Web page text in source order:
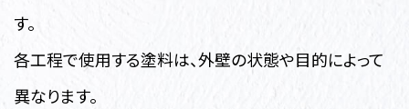
す。
各工程で使用する塗料は、外壁の状態や目的によって
異なります。